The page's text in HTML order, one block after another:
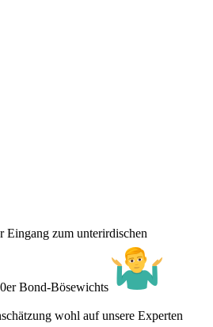
Eingang zum unterirdischen
Bond-Bösewichts
wohl auf unsere Experten